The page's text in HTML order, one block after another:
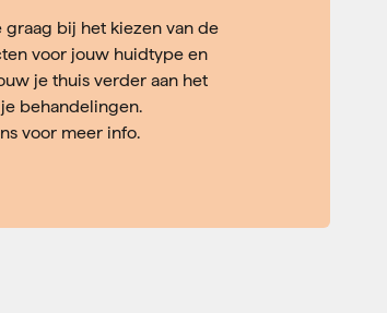
graag bij het kiezen van de
voor jouw huidtype en
je thuis verder aan het
behandelingen.
voor meer info.